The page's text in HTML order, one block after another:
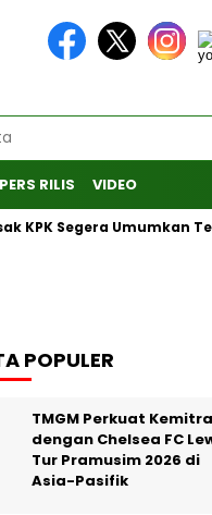
PERS RILIS VIDEO
Segera Umumkan
POPULER
TMGM Perkuat
dengan Chelsea FC
Tur Pramusim 2026 di
Asia-Pasifik